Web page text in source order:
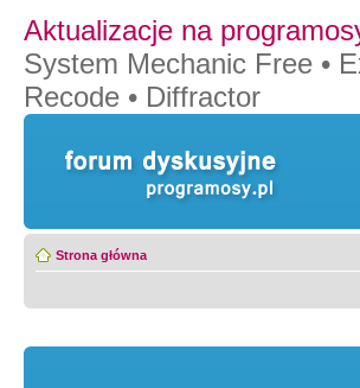
Aktualizacje na
System Mechanic Free •
Recode • Diffractor
Strona główna